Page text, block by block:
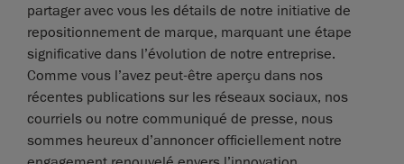
partager avec vous les détails de notre initiative de
repositionnement de marque, marquant une étape
significative dans l’évolution de notre entreprise.
Comme vous l’avez peut-être aperçu dans nos
récentes publications sur les réseaux sociaux, nos
courriels ou notre communiqué de presse, nous
sommes heureux d’annoncer officiellement notre